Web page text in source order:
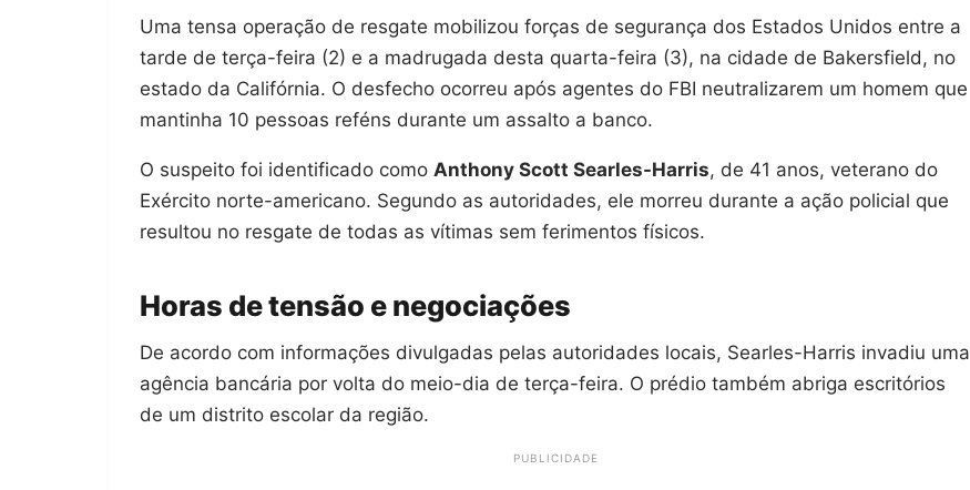
Uma tensa operação de resgate mobilizou forças de segurança dos Estados Unidos entre a
tarde de terça-feira (2) e a madrugada desta quarta-feira (3), na cidade de Bakersfield, no
estado da Califórnia. O desfecho ocorreu após agentes do FBI neutralizarem um homem que
mantinha 10 pessoas reféns durante um assalto a banco.
O suspeito foi identificado como Anthony Scott Searles-Harris, de 41 anos, veterano do
Exército norte-americano. Segundo as autoridades, ele morreu durante a ação policial que
resultou no resgate de todas as vítimas sem ferimentos físicos.
Horas de tensão e negociações
De acordo com informações divulgadas pelas autoridades locais, Searles-Harris invadiu uma
agência bancária por volta do meio-dia de terça-feira. O prédio também abriga escritórios
de um distrito escolar da região.
PUBLICIDADE